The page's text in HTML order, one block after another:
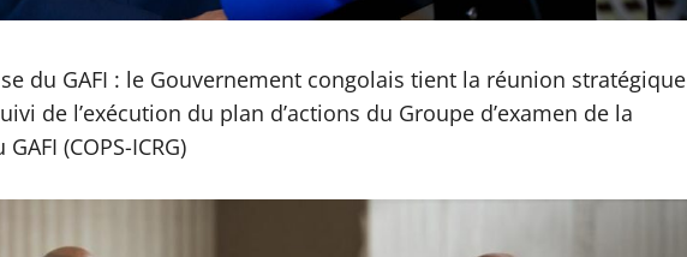
du GAFI : le Gouvernement congolais tient la réunion stratégique
de l’exécution du plan d’actions du Groupe d’examen de la
(COPS-ICRG)